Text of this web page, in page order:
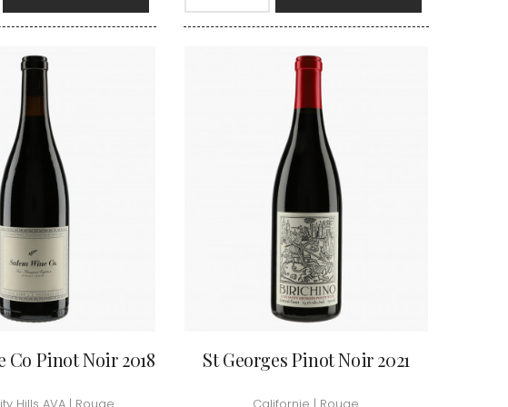
MORET HUBERT
MOREY CAROLINE
MOREY JEAN-MARC
MOREY MARC
MOREY PIERRE
MOREY SYLVAIN
MOREY THOMAS
MOREY-BLANC
MOREY-COFFINET
MORIN NICOLAS
TUPINIER-BAUTISTA
V
VAN CANNEYT CHARLES
VAN-CANNEYT CHARLES
VIGNES DU MAYNES
VIOLOT-GUILLEMARD JOANNES
VITTEAUT-ALBERTI
VOCORET ELENI & EDOUARD
VOILLOT JOSEPH
VOUGERAIE
Co Pinot Noir 2018 St Georges Pinot Noir 2021